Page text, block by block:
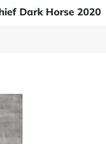
Dark Horse 2020